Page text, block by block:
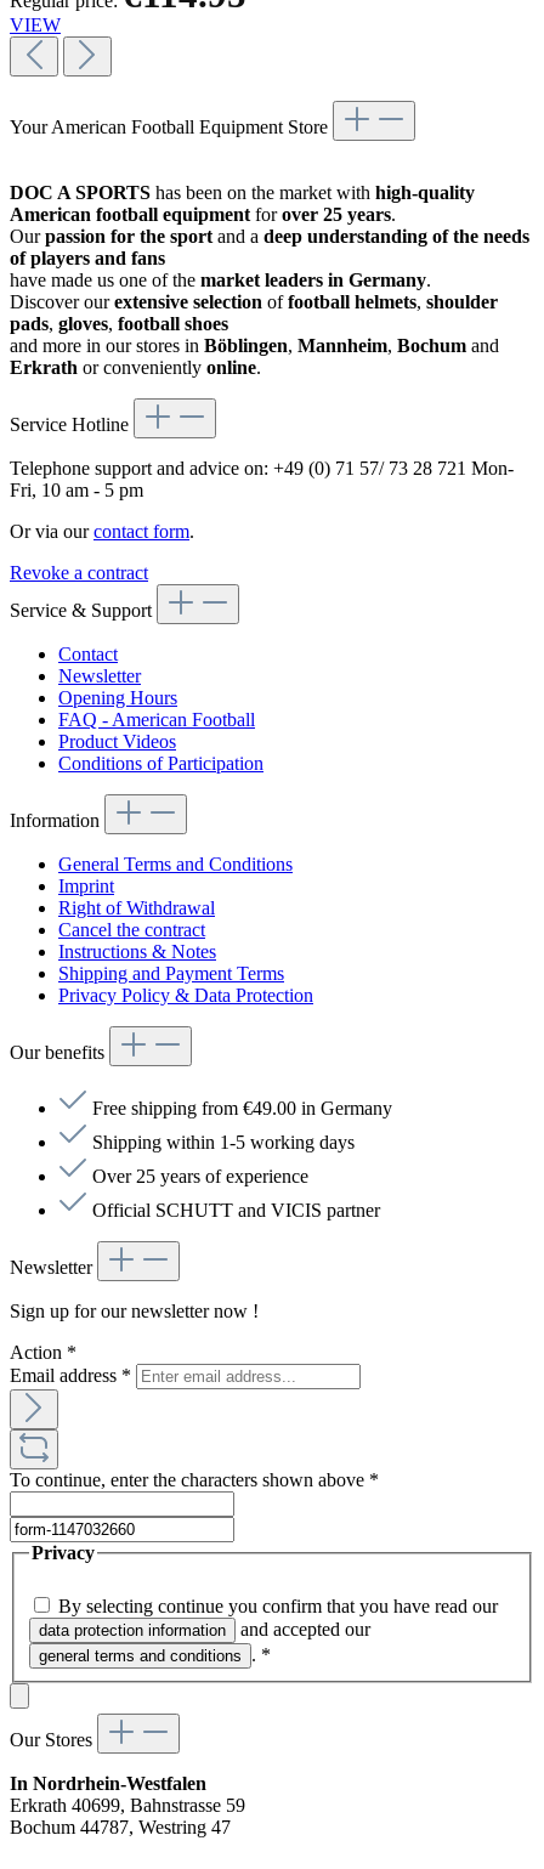
VIEW
Your American Football Equipment Store
DOC A SPORTS has been on the market with high-quality
American football equipment forover 25 years.
Ourpassion for the sport and a deep understanding of the needs
of players and fans
have made us one of the market leaders in Germany.
Discover ourextensive selection offootball helmets, shoulder
pads, gloves, football shoes
and more in our stores in Böblingen, Mannheim, Bochum and
Erkrath or conveniently online.
Service Hotline
Telephone support and advice on: +49 (0) 71 57/ 73 28 721 Mon-
Fri, 10 am - 5 pm
Or via ourcontact form.
Revoke a contract
Service & Support
Contact
Newsletter
Opening Hours
FAQ - American Football
Product Videos
Conditions of Participation
Information
General Terms and Conditions
Imprint
Right of Withdrawal
Cancel the contract
Instructions & Notes
Shipping and Payment Terms
Privacy Policy & Data Protection
Our benefits
Free shipping from €49.00 in Germany
Shipping within 1-5 working days
Over 25 years of experience
Official SCHUTT and VICIS partner
Newsletter
Sign up for our newsletter now !
Action *
Email address *
To continue, enter the characters shown above *
Privacy
By selecting continue you confirm that you have read our
data protection information and accepted our
general terms and conditions . *
Our Stores
In Nordrhein-Westfalen
Erkrath 40699, Bahnstrasse 59
Bochum 44787, Westring 47